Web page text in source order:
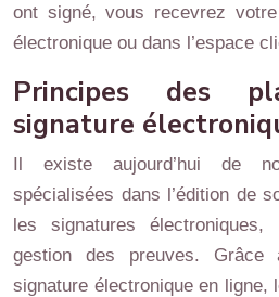
ont signé, vous recevrez
électronique ou dans l’espace
Principes des
signature
Il existe aujourd’hui de
spécialisées dans l’édition de
les signatures
gestion des preuves.
signature électronique en ligne,